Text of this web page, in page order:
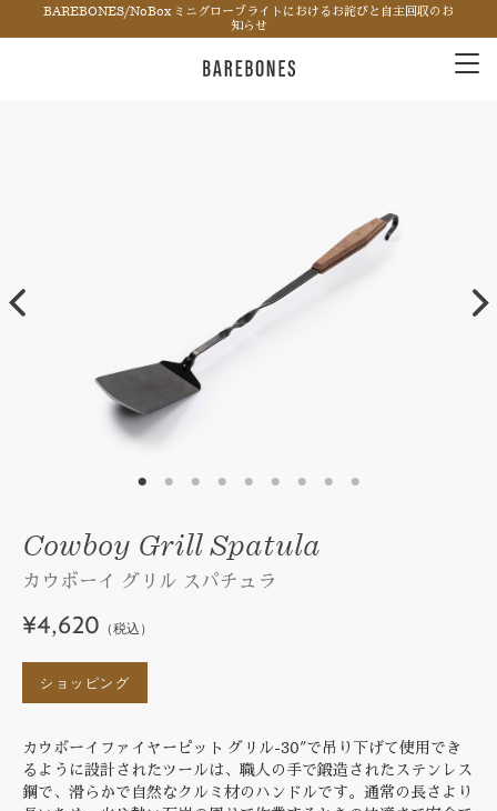
BAREBONES/NoBox ミニグローブライトにおけるお詫びと自主回収のお
知らせ
Cowboy Grill Spatula
カウボーイ グリル スパチュラ
¥4,620 （税込）
ショッピング
カウボーイファイヤーピット グリル-30"で吊り下げて使用でき
るように設計されたツールは、職人の手で鍛造されたステンレス
鋼で、滑らかで自然なクルミ材のハンドルです。通常の長さより